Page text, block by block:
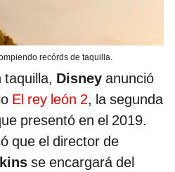
recórds de taquilla.
taquilla, Disney anunció
El rey león 2, la segunda
presentó en el 2019.
que el director de
se encargará del